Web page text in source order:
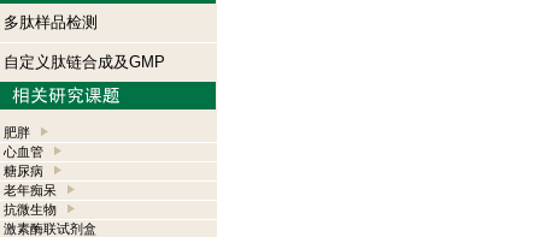
多肽样品检测
自定义肽链合成及GMP
肥胖
心血管
糖尿病
老年痴呆
抗微生物
激素酶联试剂盒